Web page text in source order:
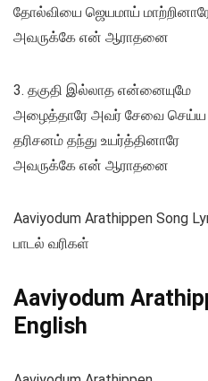
தோல்வியை ஜெயமாய்
அவருக்கே என் ஆராதனை
3. தகுதி இல்லாத என்னையுமே
அழைத்தாரே அவர் சேவை செய்ய
தரிசனம் தந்து உயர்த்தினாரே
அவருக்கே என் ஆராதனை
Aaviyodum Arathippen Song
பாடல் வரிகள்
Aaviyodum
English